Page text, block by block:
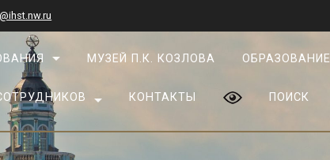
МУЗЕЙ П.К. КОЗЛОВА ОБРАЗОВАНИЕ
КОНТАКТЫ ПОИСК